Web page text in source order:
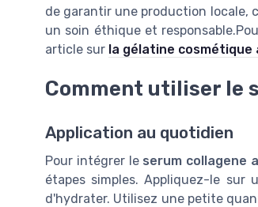
de garantir une production locale,
un soin éthique et
article sur la gélatine cosmétique
Comment utiliser le
Application au quotidien
Pour intégrer le serum collagene
étapes simples. Appliquez-le sur
d'hydrater. Utilisez une petite